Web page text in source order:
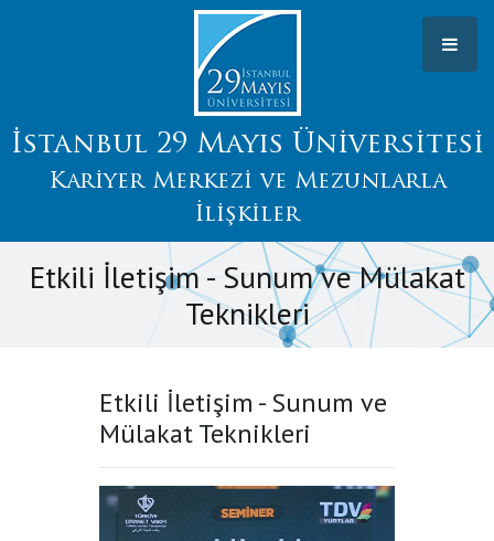
İstanbul 29 Mayıs Üniversitesi
Kariyer Merkezi ve Mezunlarla
İlişkiler
Etkili İletişim - Sunum ve Mülakat
Teknikleri
Etkili İletişim - Sunum ve
Mülakat Teknikleri